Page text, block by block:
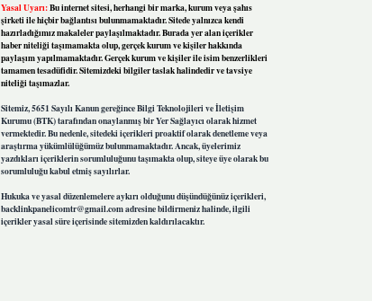
Yasal Uyarı:Bu internet sitesi, herhangi bir marka, kurum veya şahıs
şirketi ile hiçbir bağlantısı bulunmamaktadır. Sitede yalnızca kendi
hazırladığımız makaleler paylaşılmaktadır. Burada yer alan içerikler
haber niteliği taşımamakta olup, gerçek kurum ve kişiler hakkında
paylaşım yapılmamaktadır. Gerçek kurum ve kişiler ile isim benzerlikleri
tamamen tesadüfidir. Sitemizdeki bilgiler taslak halindedir ve tavsiye
niteliği taşımazlar.
Sitemiz, 5651 Sayılı Kanun gereğince Bilgi Teknolojileri ve İletişim
Kurumu (BTK) tarafından onaylanmış bir Yer Sağlayıcı olarak hizmet
vermektedir. Bu nedenle, sitedeki içerikleri proaktif olarak denetleme veya
araştırma yükümlülüğümüz bulunmamaktadır. Ancak, üyelerimiz
yazdıkları içeriklerin sorumluluğunu taşımakta olup, siteye üye olarak bu
sorumluluğu kabul etmiş sayılırlar.
Hukuka ve yasal düzenlemelere aykırı olduğunu düşündüğünüz içerikleri,
backlinkpanelicomtr@gmail.comadresine bildirmeniz halinde, ilgili
içerikler yasal süre içerisinde sitemizden kaldırılacaktır.